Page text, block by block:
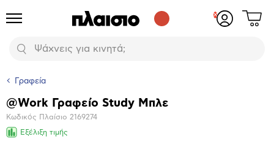
Προϊόντα
Αναζήτηση
Δες
Γραφεία
Βασικά
χαρακτηριστικά
@Work Γραφείο Study Μπλε
Κωδικός Πλαίσιο 2169274
Εξέλιξη τιμής